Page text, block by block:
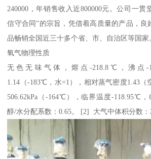
240000，年销售收入近800000元。公司一贯
信守合同”的宗旨，凭借着高质量的产品，良
品畅销全国近三十多个省、市、自治区等国家
氧气物理性质
无色无味气体，熔点-218.8℃，沸点-
1.14（-183℃，水=1），相对蒸气密度1.43（
506.62kPa（-164℃），临界温度-118.95℃，
醇/水分配系数：0.65。 [2] 大气中体积分数：